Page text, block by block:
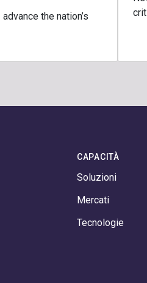
the nation’s
CAPACITÀ
Soluzioni
Mercati
Tecnologie